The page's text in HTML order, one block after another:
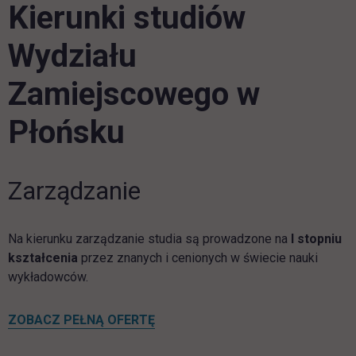
Kierunki studiów
Wydziału
Zamiejscowego w
Płońsku
Zarządzanie
Na kierunku zarządzanie studia są prowadzone na I stopniu
kształcenia przez znanych i cenionych w świecie nauki
wykładowców.
ZOBACZ PEŁNĄ OFERTĘlink otwiera się w nowej karcie